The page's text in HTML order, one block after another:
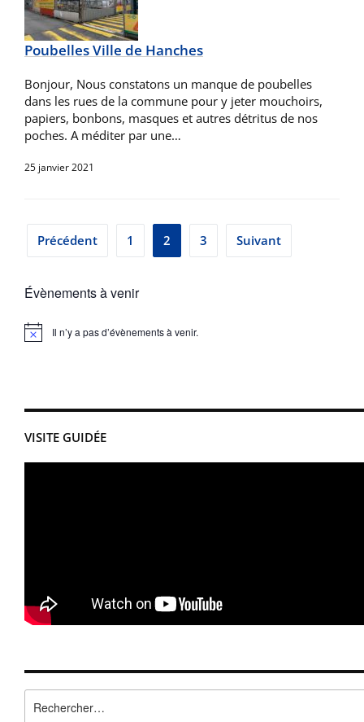
Poubelles Ville de Hanches
Bonjour, Nous constatons un manque de poubelles
dans les rues de la commune pour y jeter mouchoirs,
papiers, bonbons, masques et autres détritus de nos
poches. A méditer par une…
25 janvier 2021
Pagination
publications
Précédent 1 2 3 Suivant
Évènements à venir
Notice Il n’y a pas d’évènements à venir.
VISITE GUIDÉE